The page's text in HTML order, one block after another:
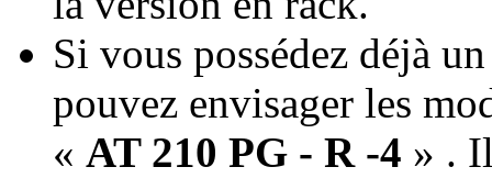
Si vous possédez déjà
pouvez envisager les
« AT 210 PG - R -4 » .